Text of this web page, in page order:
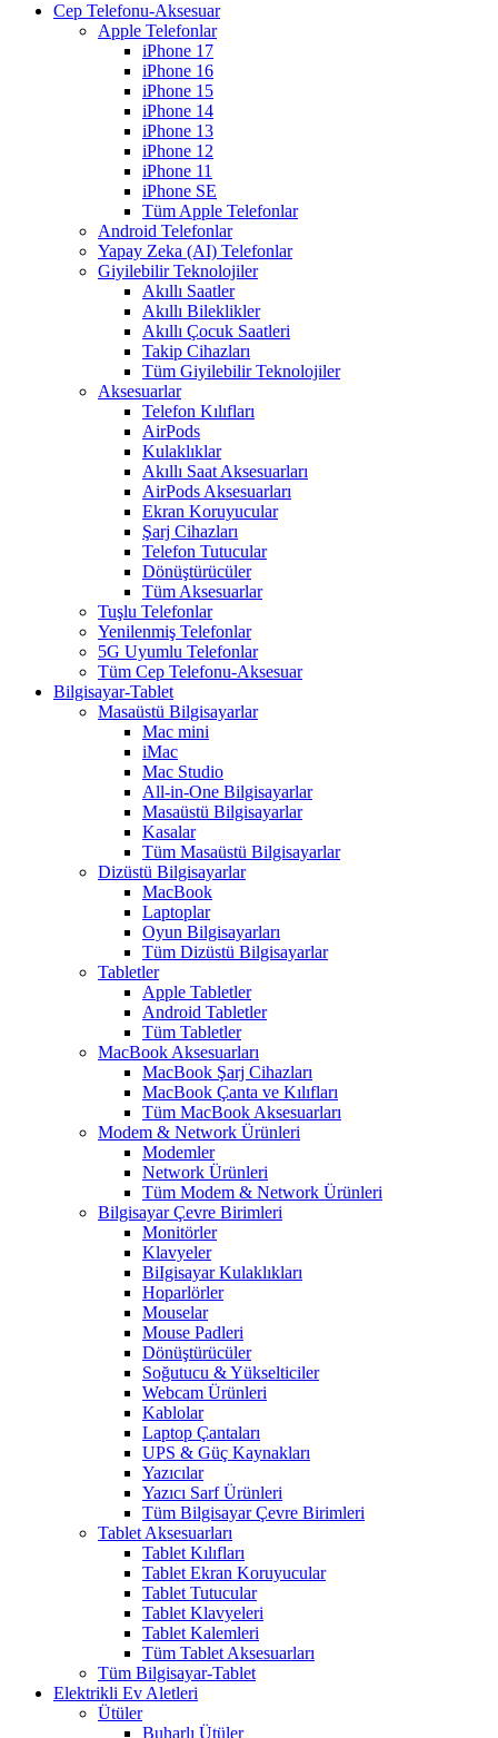
Cep Telefonu-Aksesuar
Apple Telefonlar
iPhone 17
iPhone 16
iPhone 15
iPhone 14
iPhone 13
iPhone 12
iPhone 11
iPhone SE
Tüm Apple Telefonlar
Android Telefonlar
Yapay Zeka (AI) Telefonlar
Giyilebilir Teknolojiler
Akıllı Saatler
Akıllı Bileklikler
Akıllı Çocuk Saatleri
Takip Cihazları
Tüm Giyilebilir Teknolojiler
Aksesuarlar
Telefon Kılıfları
AirPods
Kulaklıklar
Akıllı Saat Aksesuarları
AirPods Aksesuarları
Ekran Koruyucular
Şarj Cihazları
Telefon Tutucular
Dönüştürücüler
Tüm Aksesuarlar
Tuşlu Telefonlar
Yenilenmiş Telefonlar
5G Uyumlu Telefonlar
Tüm Cep Telefonu-Aksesuar
Bilgisayar-Tablet
Masaüstü Bilgisayarlar
Mac mini
iMac
Mac Studio
All-in-One Bilgisayarlar
Masaüstü Bilgisayarlar
Kasalar
Tüm Masaüstü Bilgisayarlar
Dizüstü Bilgisayarlar
MacBook
Laptoplar
Oyun Bilgisayarları
Tüm Dizüstü Bilgisayarlar
Tabletler
Apple Tabletler
Android Tabletler
Tüm Tabletler
MacBook Aksesuarları
MacBook Şarj Cihazları
MacBook Çanta ve Kılıfları
Tüm MacBook Aksesuarları
Modem & Network Ürünleri
Modemler
Network Ürünleri
Tüm Modem & Network Ürünleri
Bilgisayar Çevre Birimleri
Monitörler
Klavyeler
BiIgisayar Kulaklıkları
Hoparlörler
Mouselar
Mouse Padleri
Dönüştürücüler
Soğutucu & Yükselticiler
Webcam Ürünleri
Kablolar
Laptop Çantaları
UPS & Güç Kaynakları
Yazıcılar
Yazıcı Sarf Ürünleri
Tüm Bilgisayar Çevre Birimleri
Tablet Aksesuarları
Tablet Kılıfları
Tablet Ekran Koruyucular
Tablet Tutucular
Tablet Klavyeleri
Tablet Kalemleri
Tüm Tablet Aksesuarları
Tüm Bilgisayar-Tablet
Elektrikli Ev Aletleri
Ütüler
Buharlı Ütüler